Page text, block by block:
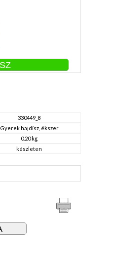
330449_8
Gyerek hajdísz, ékszer
0.20 kg
készleten